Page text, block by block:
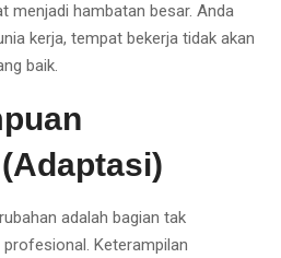
menjadi hambatan besar. Anda
kerja, tempat bekerja tidak akan
baik.
adalah bagian tak
Keterampilan